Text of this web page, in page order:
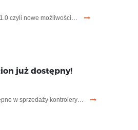
czyli nowe możliwości…
już dostępny!
w sprzedaży kontrolery…